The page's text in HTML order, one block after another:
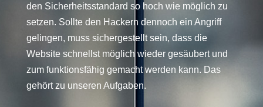
den Sicherheitsstandard so hoch wie möglich zu
setzen. Sollte den Hackern dennoch ein Angriff
gelingen, muss sichergestellt sein, dass die
Website schnellst möglich wieder gesäubert und
zum funktionsfähig gemacht werden kann. Das
gehört zu unseren Aufgaben.